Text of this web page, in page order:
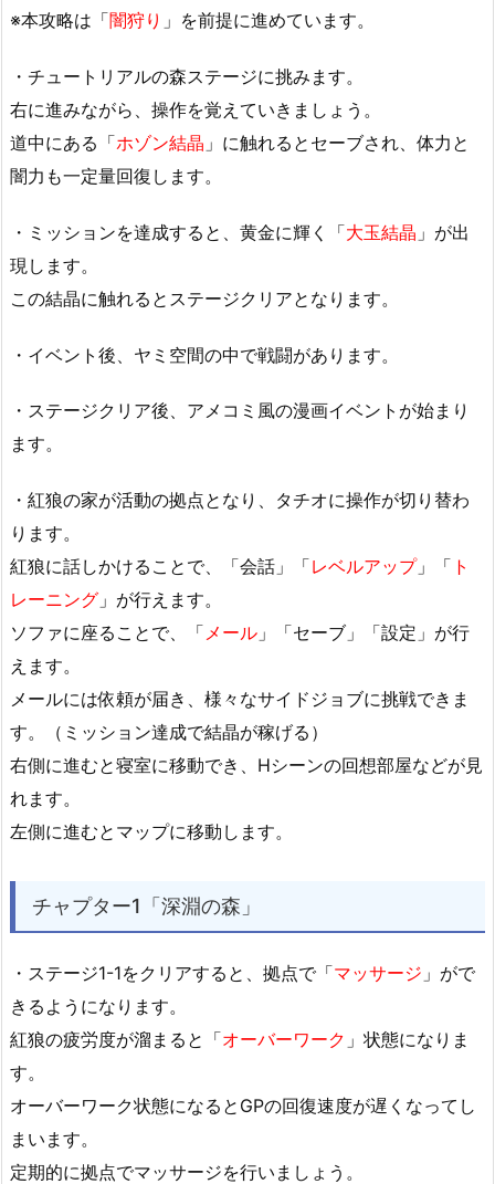
※本攻略は「闇狩り 」を前提に進めています。
・チュートリアルの森ステージに挑みます。
右に進みながら、操作を覚えていきましょう。
道中にある「ホゾン結晶 」に触れるとセーブされ、体力と
闇力も一定量回復します。
・ミッションを達成すると、黄金に輝く「大玉結晶 」が出
現します。
この結晶に触れるとステージクリアとなります。
・イベント後、ヤミ空間の中で戦闘があります。
・ステージクリア後、アメコミ風の漫画イベントが始まり
ます。
・紅狼の家が活動の拠点となり、タチオに操作が切り替わ
ります。
紅狼に話しかけることで、「会話」「レベルアップ」「 ト
レーニング 」が行えます。
ソファに座ることで、「メール 」「セーブ」「設定」が行
えます。
メールには依頼が届き、様々なサイドジョブに挑戦できま
す。（ミッション達成で結晶が稼げる）
右側に進むと寝室に移動でき、Hシーンの回想部屋などが見
れます。
左側に進むとマップに移動します。
チャプター1「深淵の森」
・ステージ1-1をクリアすると、拠点で「マッサージ 」がで
きるようになります。
紅狼の疲労度が溜まると「オーバーワーク 」状態になりま
す。
オーバーワーク状態になるとGPの回復速度が遅くなってし
まいます。
定期的に拠点でマッサージを行いましょう。